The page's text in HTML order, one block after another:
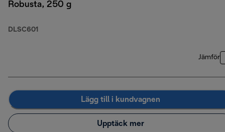
Robusta, 250 g
DLSC601
Jämför
Lägg till i kundvagnen
Upptäck mer